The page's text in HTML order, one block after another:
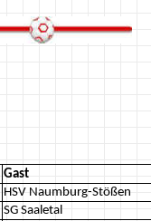
Gast
HSV Naumburg-Stößen
SG Saaletal